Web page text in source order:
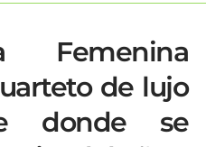
Femenina
de lujo
donde se